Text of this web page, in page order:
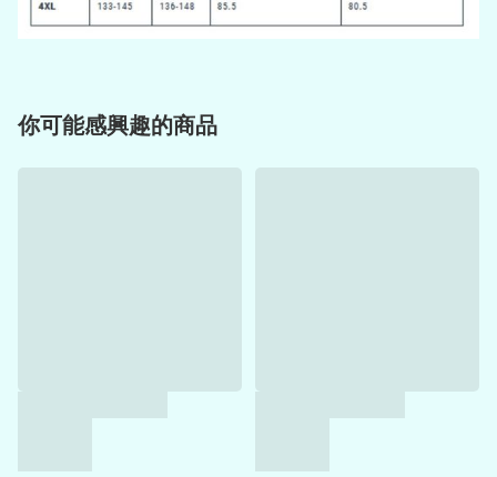
你可能感興趣的商品